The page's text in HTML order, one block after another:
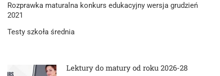
Rozprawka maturalna konkurs edukacyjny wersja grudzień
2021
Testy szkoła średnia
Lektury do matury od roku 2026-28